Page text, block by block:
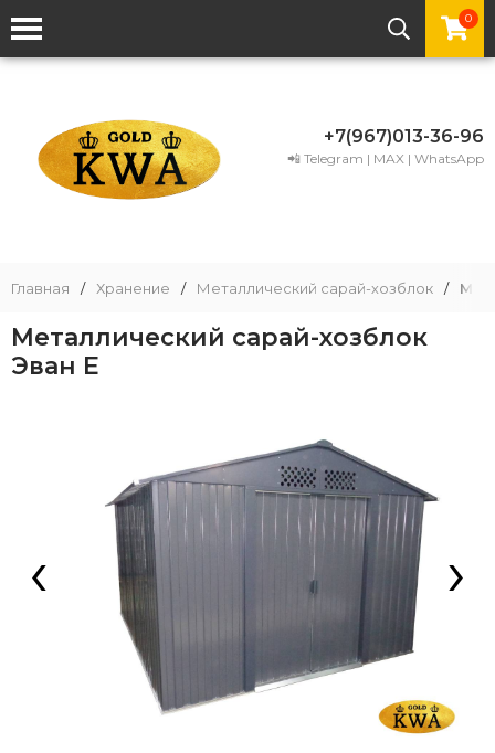
0
+7(967)013-36-96
📲 Telegram | MAX | WhatsApp
Главная / Хранение / Металлический сарай-хозблок /
Металлический сарай-хозблок
Эван E
‹ ›